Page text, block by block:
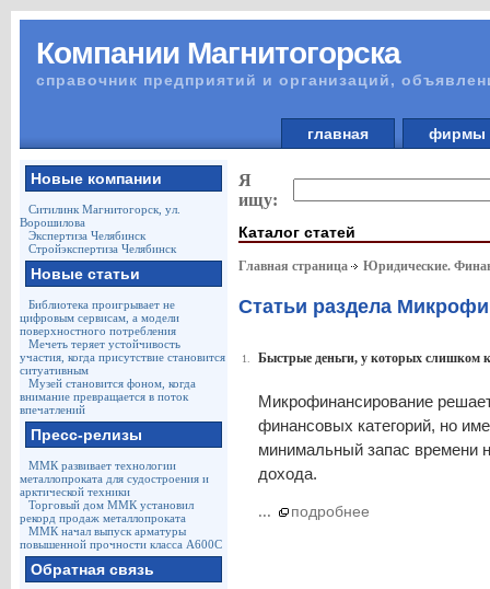
Компании Магнитогорска
справочник предприятий и организаций,
главная
Новые компании
Ситилинк Магнитогорск, ул.
Ворошилова
Экспертиза Челябинск
Стройэкспертиза Челябинск
Новые статьи
Библиотека проигрывает не
цифровым сервисам, а модели
поверхностного потребления
Мечеть теряет устойчивость
участия, когда присутствие становится
ситуативным
Музей становится фоном, когда
внимание превращается в поток
впечатлений
Пресс-релизы
ММК развивает технологии
металлопроката для судостроения и
арктической техники
Торговый дом ММК установил
рекорд продаж металлопроката
ММК начал выпуск арматуры
повышенной прочности класса А600С
Обратная связь
Я
ищу:
Каталог статей
Главная страница Юридические.
Статьи раздела
1. Быстрые деньги, у которых слишком
Микрофинансирование
финансовых категорий, но
минимальный запас времени
дохода.
... подробнее